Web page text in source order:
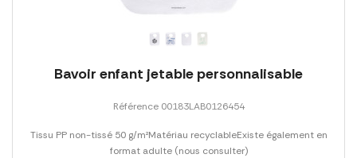
Bavoir enfant jetable personnalisable
Référence 00183LAB0126454
Tissu PP non-tissé 50 g/m²Matériau recyclableExiste également en
format adulte (nous consulter)